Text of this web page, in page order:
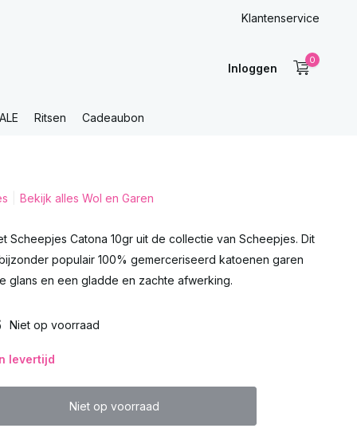
Klantenservice
Inloggen
0
Ritsen Cadeaubon
Bekijk alles Wol en Garen
Scheepjes Catona 10gr uit de collectie van Scheepjes. Dit
populair 100% gemerceriseerd katoenen garen
glans en een gladde en zachte afwerking.
Niet op voorraad
levertijd
Niet op voorraad